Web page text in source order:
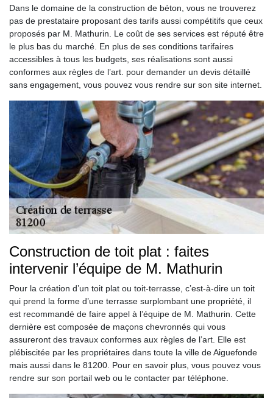
Dans le domaine de la construction de béton, vous ne trouverez
pas de prestataire proposant des tarifs aussi compétitifs que ceux
proposés par M. Mathurin. Le coût de ses services est réputé être
le plus bas du marché. En plus de ses conditions tarifaires
accessibles à tous les budgets, ses réalisations sont aussi
conformes aux règles de l’art. pour demander un devis détaillé
sans engagement, vous pouvez vous rendre sur son site internet.
Construction de toit plat : faites
intervenir l’équipe de M. Mathurin
Pour la création d’un toit plat ou toit-terrasse, c’est-à-dire un toit
qui prend la forme d’une terrasse surplombant une propriété, il
est recommandé de faire appel à l’équipe de M. Mathurin. Cette
dernière est composée de maçons chevronnés qui vous
assureront des travaux conformes aux règles de l’art. Elle est
plébiscitée par les propriétaires dans toute la ville de Aiguefonde
mais aussi dans le 81200. Pour en savoir plus, vous pouvez vous
rendre sur son portail web ou le contacter par téléphone.